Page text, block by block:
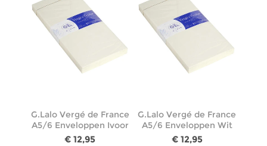
G.Lalo Vergé de France
A5/6 Enveloppen Ivoor
€ 12,95
G.Lalo Vergé de France
A5/6 Enveloppen Wit
€ 12,95